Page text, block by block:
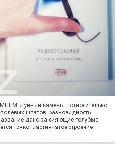
Лунный камень — относительно
шпатов, разновидность
дано за сияющие голубые
тонкопластинчатое строение